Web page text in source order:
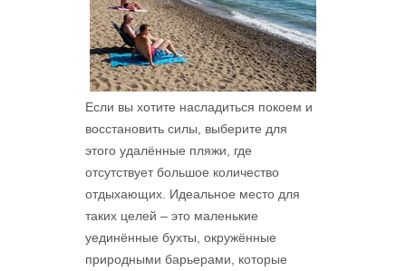
Если вы хотите насладиться покоем и
восстановить силы, выберите для
этого удалённые пляжи, где
отсутствует большое количество
отдыхающих. Идеальное место для
таких целей – это маленькие
уединённые бухты, окружённые
природными барьерами, которые